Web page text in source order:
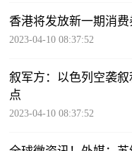
香港将发放新一期消费
2023-04-10 08:37:52
叙军方：以色列空袭
点
2023-04-10 08:37:52